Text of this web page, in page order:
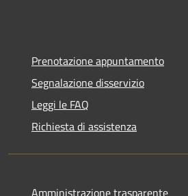
Prenotazione appuntamento
Segnalazione disservizio
Leggi le FAQ
Richiesta di assistenza
Amministrazione trasparente